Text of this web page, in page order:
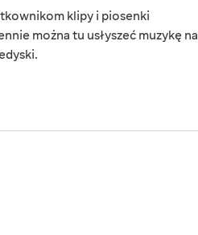
klipy i piosenki
można tu usłyszeć muzykę na